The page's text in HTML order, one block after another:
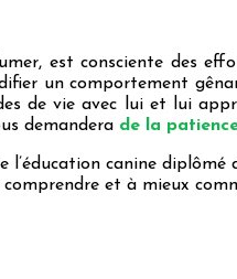
est consciente des
un comportement
de vie avec lui et lui
demandera de la
l’éducation canine
et à mieux